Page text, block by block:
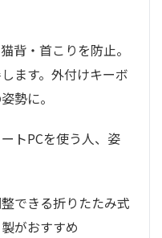
背・首こりを防止。
ます。外付けキーボ
勢に。
トPCを使う人、姿
できる折りたたみ式
がおすすめ